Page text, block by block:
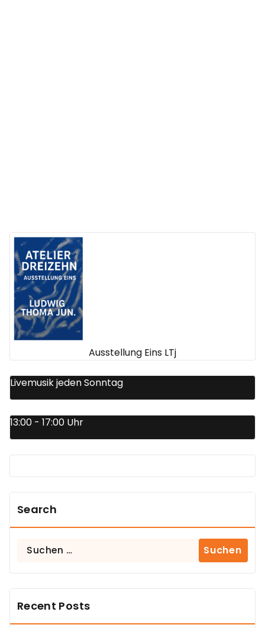
Ausstellung Eins LTj
Livemusik jeden Sonntag
13:00 - 17:00 Uhr
Search
Suchen
Recent Posts